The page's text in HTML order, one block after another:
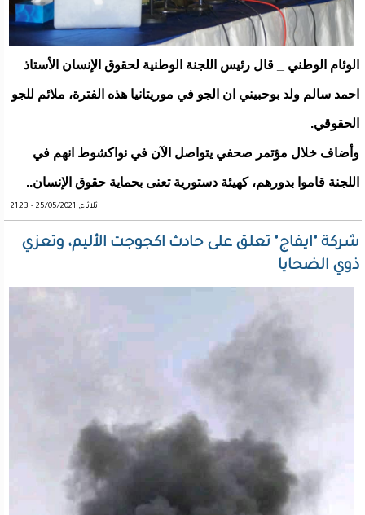
الوئام الوطني _ قال رئيس اللجنة الوطنية لحقوق الإنسان الأستاذ
احمد سالم ولد بوحبيني ان الجو في موريتانيا هذه الفترة، ملائم للجو
الحقوقي.
وأضاف خلال مؤتمر صحفي يتواصل الآن في نواكشوط انهم في
اللجنة قاموا بدورهم، كهيئة دستورية تعنى بحماية حقوق الإنسان..
ثلاثاء, 25/05/2021 - 21:23
شركة "ايفاج" تعلق على حادث اكجوجت الأليم، وتعزي
ذوي الضحايا